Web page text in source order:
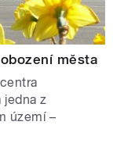
města
jedna z
území –